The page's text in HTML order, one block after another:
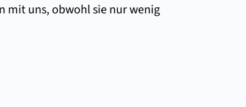
mit uns, obwohl sie nur wenig